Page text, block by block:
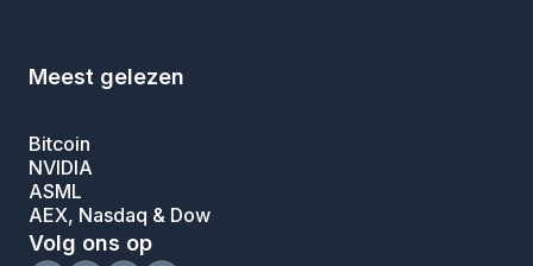
Meest gelezen
Bitcoin
NVIDIA
ASML
AEX, Nasdaq & Dow
Volg ons op